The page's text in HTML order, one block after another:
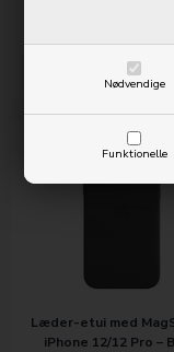
Nødvendige
Funktionelle
Læder-etui med
iPhone 12/12 Pro –